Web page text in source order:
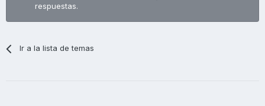
respuestas.
Ir a la lista de temas